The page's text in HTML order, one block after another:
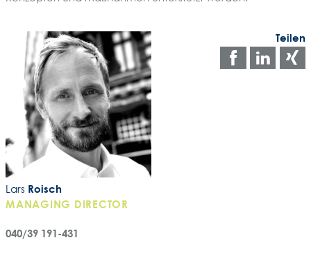
Lars Roisch
MANAGING DIRECTOR
040/39 191-431
Teilen
Auf
Auf